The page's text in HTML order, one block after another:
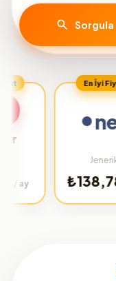
Sorgula
En İyi Fiyat
net
₺138,78 / ay